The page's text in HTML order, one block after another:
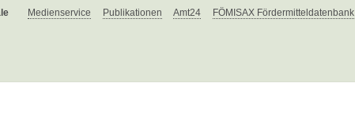
Medienservice Publikationen Amt24 FÖMISAX Fördermitteldatenbank